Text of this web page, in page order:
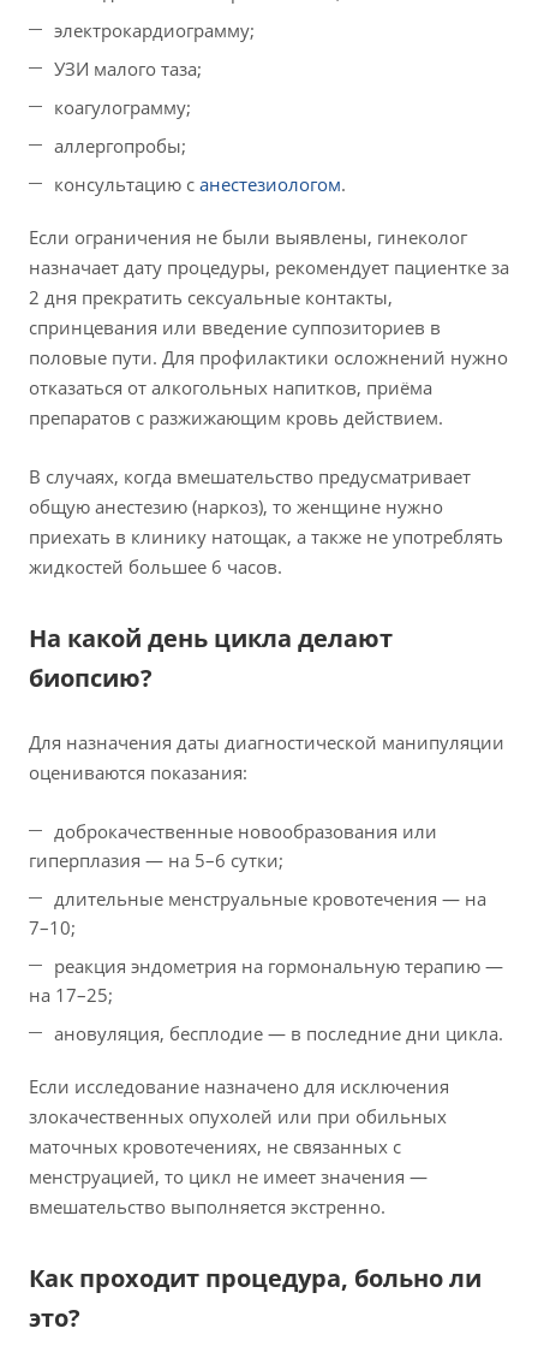
электрокардиограмму;
УЗИ малого таза;
коагулограмму;
аллергопробы;
консультацию с анестезиологом.
Если ограничения не были выявлены, гинеколог
назначает дату процедуры, рекомендует пациентке за
2 дня прекратить сексуальные контакты,
спринцевания или введение суппозиториев в
половые пути. Для профилактики осложнений нужно
отказаться от алкогольных напитков, приёма
препаратов с разжижающим кровь действием.
В случаях, когда вмешательство предусматривает
общую анестезию (наркоз), то женщине нужно
приехать в клинику натощак, а также не употреблять
жидкостей большее 6 часов.
На какой день цикла делают
биопсию?
Для назначения даты диагностической манипуляции
оцениваются показания:
доброкачественные новообразования или
гиперплазия — на 5–6 сутки;
длительные менструальные кровотечения — на
7–10;
реакция эндометрия на гормональную терапию —
на 17–25;
ановуляция, бесплодие — в последние дни цикла.
Если исследование назначено для исключения
злокачественных опухолей или при обильных
маточных кровотечениях, не связанных с
менструацией, то цикл не имеет значения —
вмешательство выполняется экстренно.
Как проходит процедура, больно ли
это?